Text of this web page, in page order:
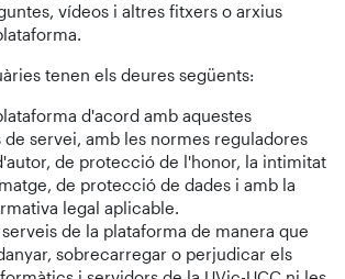
vídeos i altres fitxers o arxius
tenen els deures següents:
d'acord amb aquestes
servei, amb les normes reguladores
de protecció de l'honor, la intimitat
de protecció de dades i amb la
legal aplicable.
de la plataforma de manera que
sobrecarregar o perjudicar els